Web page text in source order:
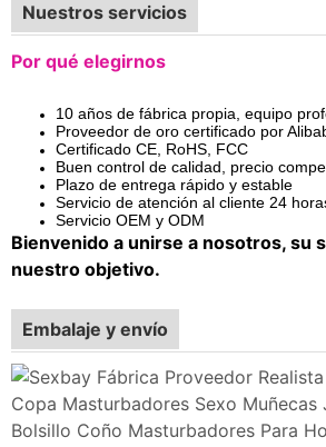
Nuestros servicios
Por qué elegirnos
10 años de fábrica propia, equipo
Proveedor de oro certificado por
Certificado CE, RoHS, FCC
Buen control de calidad, precio
Plazo de entrega rápido y estable
Servicio de atención al cliente 24
Servicio OEM y ODM
Bienvenido a unirse a nosotros, su
nuestro objetivo.
Embalaje y envío